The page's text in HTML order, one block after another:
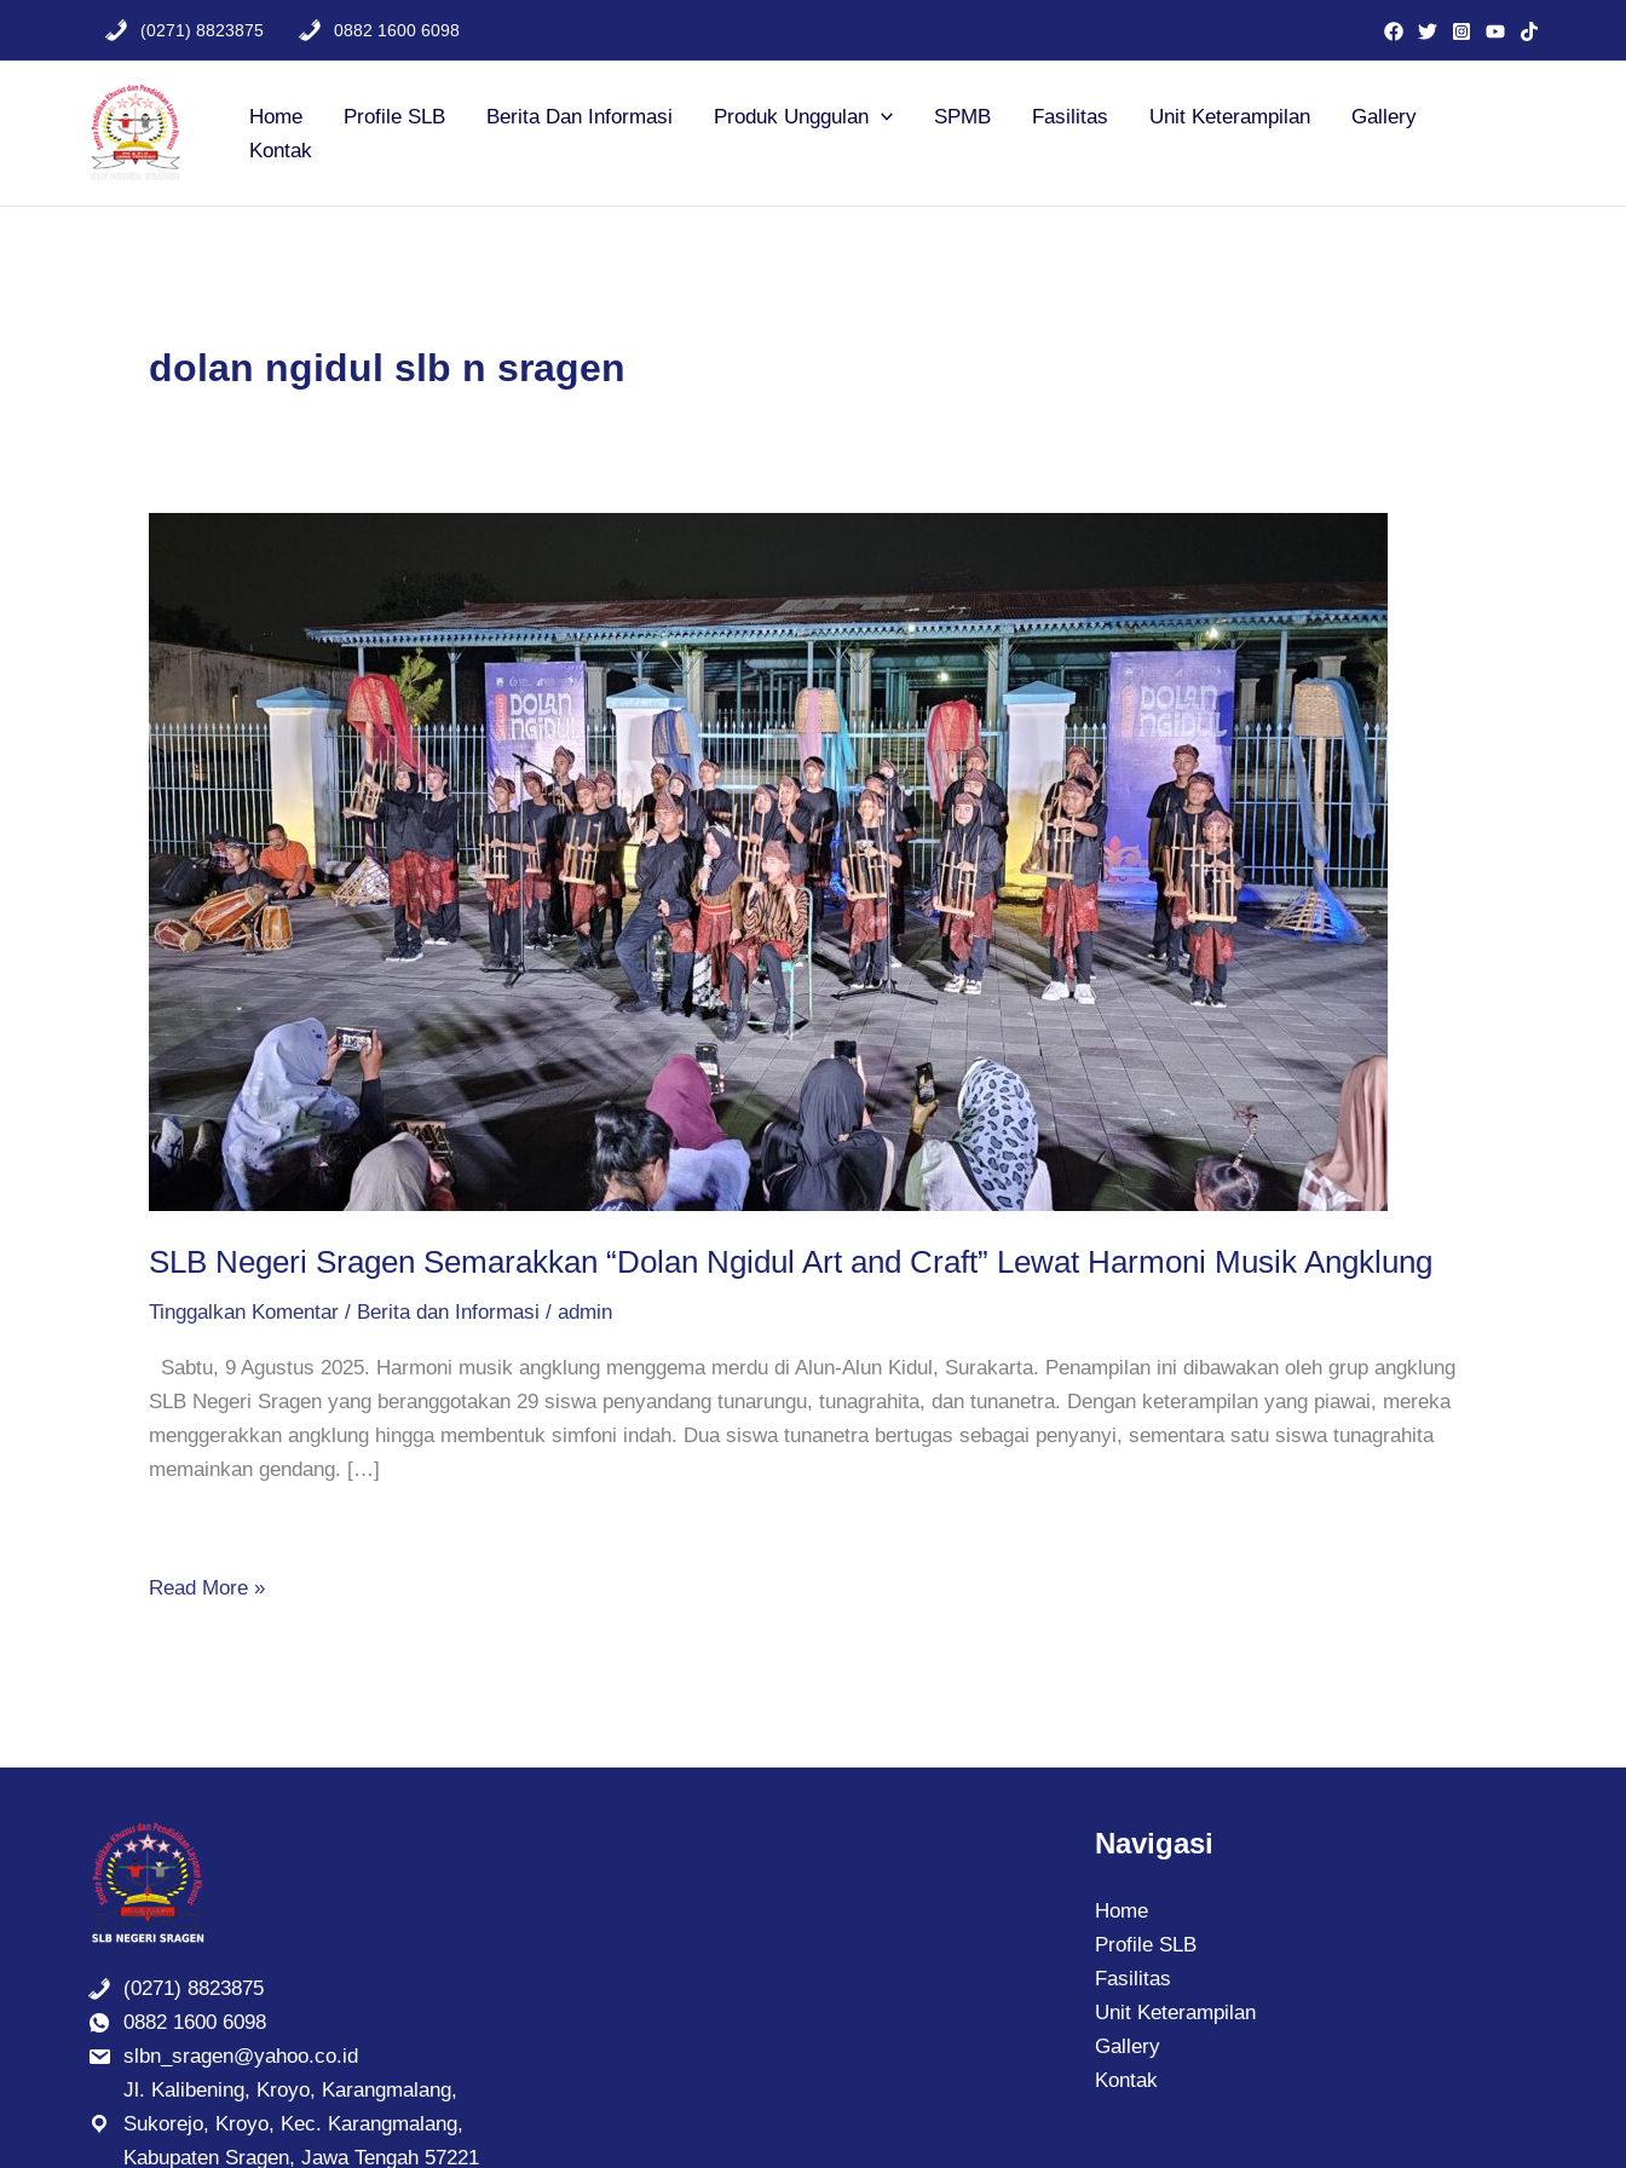
(0271) 8823875 0882 1600 6098
Home Profile SLB Berita Dan Informasi Produk Unggulan SPMB Fasilitas Unit Keterampilan
Gallery
Kontak
dolan ngidul slb n sragen
SLB Negeri Sragen Semarakkan “Dolan Ngidul Art and Craft” Lewat Harmoni Musik Angklung
Tinggalkan Komentar / Berita dan Informasi / admin
Sabtu, 9 Agustus 2025. Harmoni musik angklung menggema merdu di Alun-Alun Kidul, Surakarta. Penampilan ini dibawakan oleh grup angklung
SLB Negeri Sragen yang beranggotakan 29 siswa penyandang tunarungu, tunagrahita, dan tunanetra. Dengan keterampilan yang piawai, mereka
menggerakkan angklung hingga membentuk simfoni indah. Dua siswa tunanetra bertugas sebagai penyanyi, sementara satu siswa tunagrahita
memainkan gendang. […]
“Dolan
Ngidul
Art
and
Craft”
Lewat
Harmoni
Musik
Angklung
Read More »
(0271) 8823875
0882 1600 6098
slbn_sragen@yahoo.co.id
Jl. Kalibening, Kroyo, Karangmalang,
Sukorejo, Kroyo, Kec. Karangmalang,
Kabupaten Sragen, Jawa Tengah 57221
Navigasi
Home
Profile SLB
Fasilitas
Unit Keterampilan
Gallery
Kontak